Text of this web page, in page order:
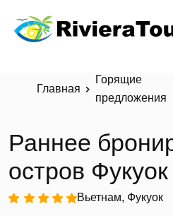
Главная
Горящие
предложения
Раннее
остров Фукуок
Вьетнам, Фукуок